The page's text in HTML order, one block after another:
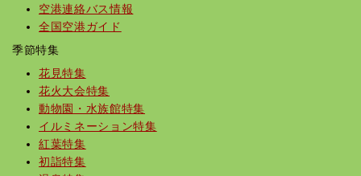
空港連絡バス情報
全国空港ガイド
季節特集
花見特集
花火大会特集
動物園・水族館特集
イルミネーション特集
紅葉特集
初詣特集